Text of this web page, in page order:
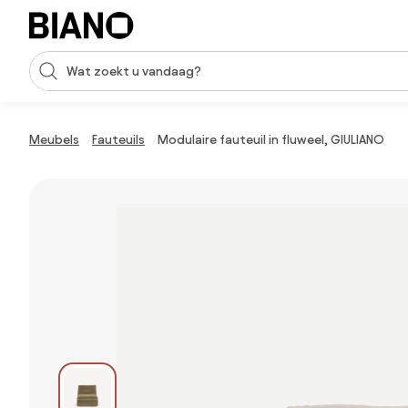
Navigatie overslaan, naar inhoud springen
Zoekopdracht invoeren
Meubels Fauteuils Modulaire fauteuil in fluweel, GIULIANO